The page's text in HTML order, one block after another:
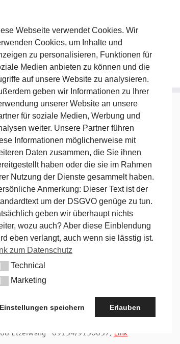
um Pommelsbrunn
Etzelwang · 09154/9150057, Link
Webseite verwendet Cookies. Wir
Cookies, um Inhalte und
zu personalisieren, Funktionen für
Medien anbieten zu können und die
auf unsere Website zu analysieren.
geben wir Informationen zu Ihrer
unserer Website an unsere
für soziale Medien, Werbung und
weiter. Unsere Partner führen
Informationen möglicherweise mit
Daten zusammen, die Sie ihnen
haben oder die sie im Rahmen
Nutzung der Dienste gesammelt haben.
Anmerkung: Dieser Text ist der
um der DSGVO genüge zu tun.
geben wir überhaupt nichts
wozu auch? Aber diese Einblendung
eben verlangt, auch wenn sie lässtig ist.
zum Datenschutz
Technical
Marketing
Einstellungen speichern Erlauben